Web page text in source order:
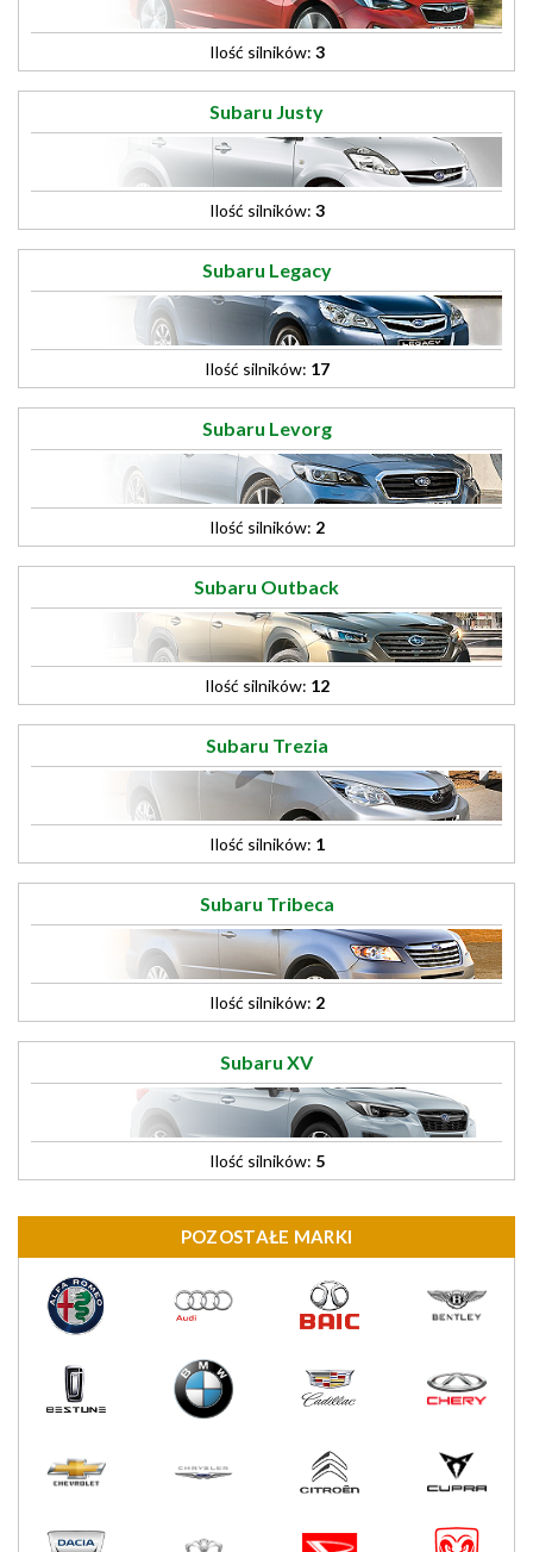
Ilość silników: 3
Subaru Justy
Ilość silników: 3
Subaru Legacy
Ilość silników: 17
Subaru Levorg
Ilość silników: 2
Subaru Outback
Ilość silników: 12
Subaru Trezia
Ilość silników: 1
Subaru Tribeca
Ilość silników: 2
Subaru XV
Ilość silników: 5
POZOSTAŁE MARKI